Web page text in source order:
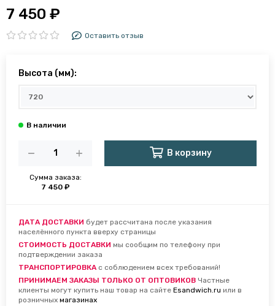
7 450 ₽
Оставить отзыв
Высота (мм):
Сумма заказа:
7 450 ₽
В корзину
ДАТА ДОСТАВКИ будет рассчитана после указания
населённого пункта вверху страницы
СТОИМОСТЬ ДОСТАВКИ мы сообщим по телефону при
подтверждении заказа
ТРАНСПОРТИРОВКА с соблюдением всех требований!
ПРИНИМАЕМ ЗАКАЗЫ ТОЛЬКО ОТ ОПТОВИКОВ Частные
клиенты могут купить наш товар на сайте Esandwich.ru или в
розничных магазинах